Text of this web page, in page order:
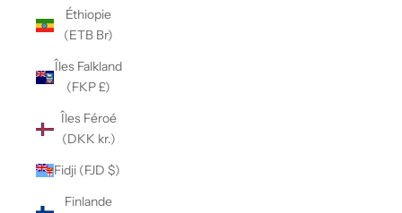
Éthiopie
(ETB Br)
Îles Falkland
(FKP £)
Îles Féroé
(DKK kr.)
Fidji (FJD $)
Finlande